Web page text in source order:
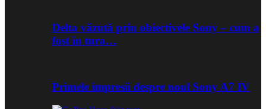
Delta văzută prin obiectivele Sony – cum a
fost în tura…
Primele impresii despre noul Sony A7 IV